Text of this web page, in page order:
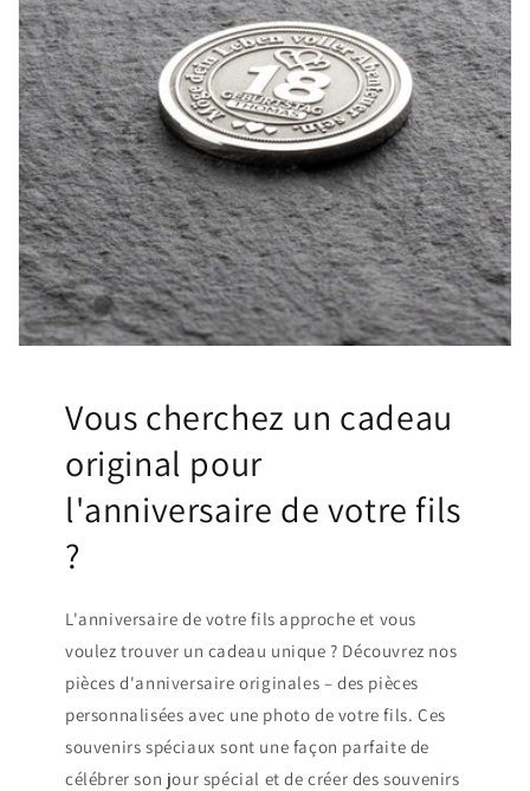
Vous cherchez un cadeau
original pour
l'anniversaire de votre fils
?
L'anniversaire de votre fils approche et vous
voulez trouver un cadeau unique ? Découvrez nos
pièces d'anniversaire originales – des pièces
personnalisées avec une photo de votre fils. Ces
souvenirs spéciaux sont une façon parfaite de
célébrer son jour spécial et de créer des souvenirs